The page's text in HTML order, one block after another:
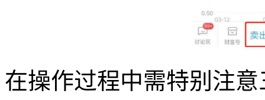
在操作过程中需特别注